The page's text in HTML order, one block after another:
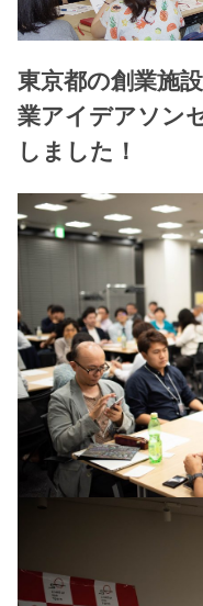
東京都の創業施
業アイデアソン
しました！